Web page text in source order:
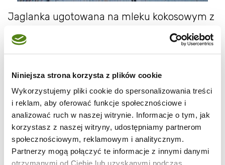
Niniejsza strona korzysta z plików cookie
Wykorzystujemy pliki cookie do spersonalizowania treści
i reklam, aby oferować funkcje społecznościowe i
analizować ruch w naszej witrynie. Informacje o tym, jak
korzystasz z naszej witryny, udostępniamy partnerom
społecznościowym, reklamowym i analitycznym.
Partnerzy mogą połączyć te informacje z innymi danymi
otrzymanymi od Ciebie lub uzyskanymi podczas
Jaglanka ugotowana na mleku kokosowym z
dodatkiem syropu klonowego i wiórków
kokosowych to prosty i bardzo pyszny deser,
śniadanie, wtedy tylko może bez
dodatkowego Rafaello ;)Z podanych
składników wychodzą 2 porcje, w szklankach
330 ml.
Składniki:
1/2 szklanki kaszy jaglanej,